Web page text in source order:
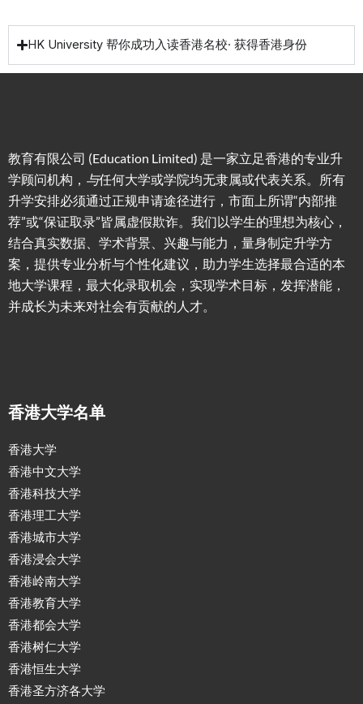
HK University 帮你成功入读香港名校· 获得香港身份
教育有限公司 (Education Limited) 是一家立足香港的专业升
学顾问机构， 与任何大学或学院均无隶属或代表关系。所有
升学安排必须通过正规申请途径进行，市面上所谓“内部推
荐”或“保证取录”皆属虚假欺诈。我们以学生的理想为核心，
结合真实数据、学术背景、兴趣与能力，量身制定升学方
案，提供专业分析与个性化建议，助力学生选择最合适的本
地大学课程，最大化录取机会，实现学术目标，发挥潜能，
并成长为未来对社会有贡献的人才。
香港大学名单
香港大学
香港中文大学
香港科技大学
香港理工大学
香港城市大学
香港浸会大学
香港岭南大学
香港教育大学
香港都会大学
香港树仁大学
香港恒生大学
香港圣方济各大学